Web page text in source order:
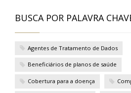
BUSCA POR PALAVRA
Agentes de Tratamento de Dados
Beneficiários de planos de saúde
Cobertura para a doença